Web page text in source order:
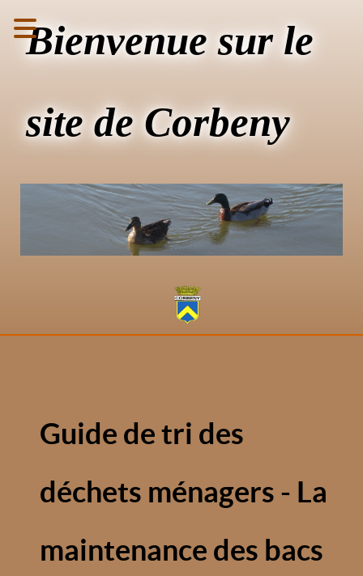
Bienvenue sur le
site de Corbeny
Guide de tri des
déchets ménagers - La
maintenance des bacs